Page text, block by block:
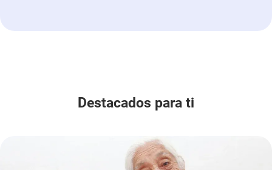
Destacados para ti